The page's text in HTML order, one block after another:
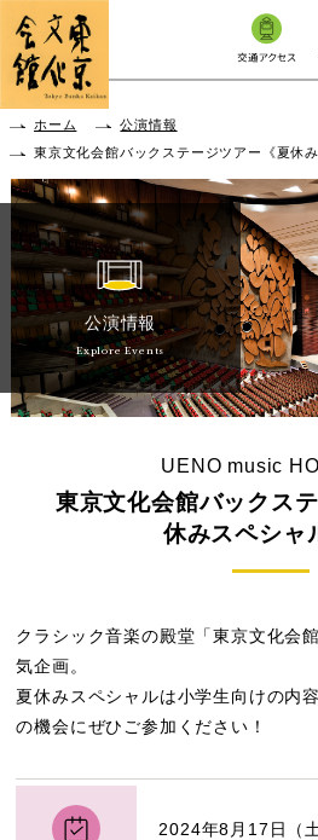
本文へ移動
ホーム
公演情報
東京文化会館バックステージツアー《夏休み
公演情報
Explore Events
UENO music
東京文化会館バックス
休みスペシャ
クラシック音楽の殿堂「東京文化会
気企画。
夏休みスペシャルは小学生向けの内
の機会にぜひご参加ください！
2024年8月17日（